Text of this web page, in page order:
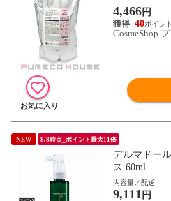
1000g
4,466円
40
CosmeShop
NEW 8/8時点_ポイント最大11倍
デルマドー
ス 60ml
内容量／配送
9,111 円